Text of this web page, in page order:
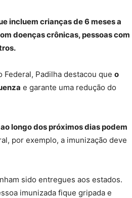
incluem crianças de 6 meses a
doenças crônicas, pessoas com
Padilha destacou que o
e garante uma redução do
longo dos próximos dias podem
por exemplo, a imunização deve
sido entregues aos estados.
imunizada fique gripada e